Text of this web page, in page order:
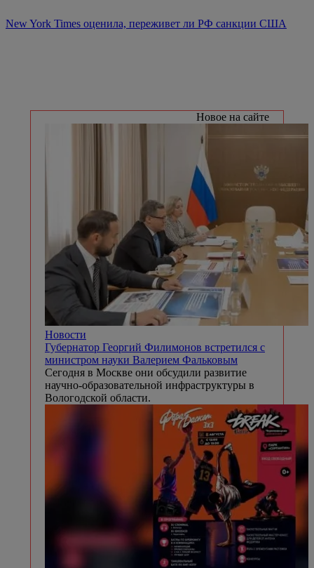
New York Times оценила, переживет ли РФ санкции США
Новое на сайте
Новости
Губернатор Георгий Филимонов встретился с
министром науки Валерием Фальковым
Сегодня в Москве они обсудили развитие
научно-образовательной инфраструктуры в
Вологодской области.